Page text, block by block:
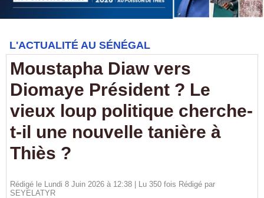
L'ACTUALITÉ AU SÉNÉGAL
Moustapha Diaw vers
Diomaye Président ? Le
vieux loup politique cherche-
t-il une nouvelle tanière à
Thiès ?
Rédigé le Lundi 8 Juin 2026 à 12:38 | Lu 350 fois Rédigé par
SEYELATYR